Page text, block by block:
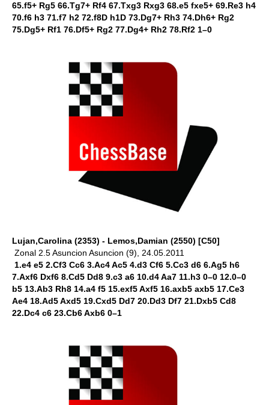
65.f5+ Rg5 66.Tg7+ Rf4 67.Txg3 Rxg3 68.e5 fxe5+ 69.Re3 h4
70.f6 h3 71.f7 h2 72.f8D h1D 73.Dg7+ Rh3 74.Dh6+ Rg2
75.Dg5+ Rf1 76.Df5+ Rg2 77.Dg4+ Rh2 78.Rf2 1–0
Lujan,Carolina (2353) - Lemos,Damian (2550) [C50]
Zonal 2.5 Asuncion Asuncion (9), 24.05.2011
1.e4 e5 2.Cf3 Cc6 3.Ac4 Ac5 4.d3 Cf6 5.Cc3 d6 6.Ag5 h6
7.Axf6 Dxf6 8.Cd5 Dd8 9.c3 a6 10.d4 Aa7 11.h3 0–0 12.0–0
b5 13.Ab3 Rh8 14.a4 f5 15.exf5 Axf5 16.axb5 axb5 17.Ce3
Ae4 18.Ad5 Axd5 19.Cxd5 Dd7 20.Dd3 Df7 21.Dxb5 Cd8
22.Dc4 c6 23.Cb6 Axb6 0–1